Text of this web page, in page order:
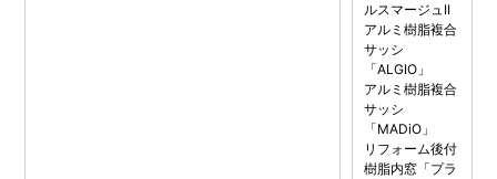
ルスマージュII
アルミ樹脂複合
サッシ
「ALGIO」
アルミ樹脂複合
サッシ
「MADiO」
リフォーム後付
樹脂内窓「プラ